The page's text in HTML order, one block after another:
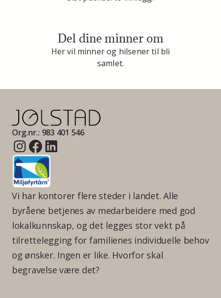
Del dine minner om
Her vil minner og hilsener til bli
samlet.
Org.nr.: 983 401 546
Vi har kontorer flere steder i landet. Alle
byråene betjenes av medarbeidere med god
lokalkunnskap, og det legges stor vekt på
tilrettelegging for familienes individuelle behov
og ønsker. Ingen er like. Hvorfor skal
begravelse være det?